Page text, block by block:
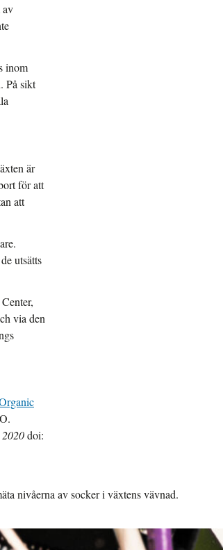
av
inom
På sikt
är
för att
att
utsätts
via den
doi:
nivåerna av socker i växtens vävnad.